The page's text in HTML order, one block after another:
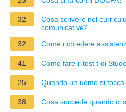
32
Cosa scrivere nel
comunicative?
32
Come richiedere
41 Come fare il test t di
25 Quando un uomo si tocca
38 Cosa succede quando ci